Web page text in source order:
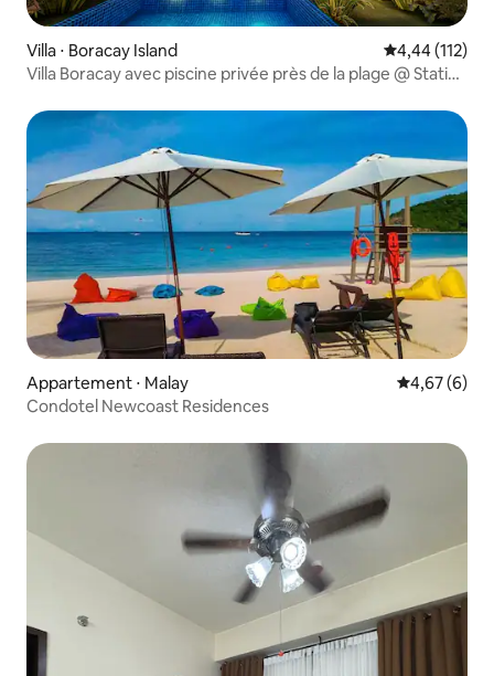
Villa ⋅ Boracay Island Évaluation
4,44 (112)
Villa Boracay avec piscine privée près de la plage @ Station
Appartement ⋅ Malay Évaluation
4,67 (6)
Condotel Newcoast Residences